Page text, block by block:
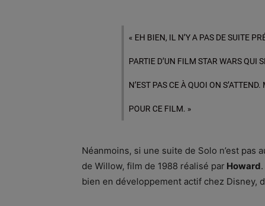
« EH BIEN, IL N’Y A PAS DE SUITE
PARTIE D’UN FILM STAR WARS QUI
N’EST PAS CE À QUOI ON
POUR CE FILM. »
Néanmoins, si une suite de Solo n’est
de Willow, film de 1988 réalisé par Howard
bien en développement actif chez Disney,